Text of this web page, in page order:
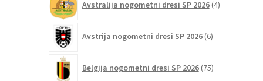
Avstralija nogometni dresi SP 2026 4izdelki
Avstrija nogometni dresi SP 2026 6izdelkov
Belgija nogometni dresi SP 2026 75izdelkov